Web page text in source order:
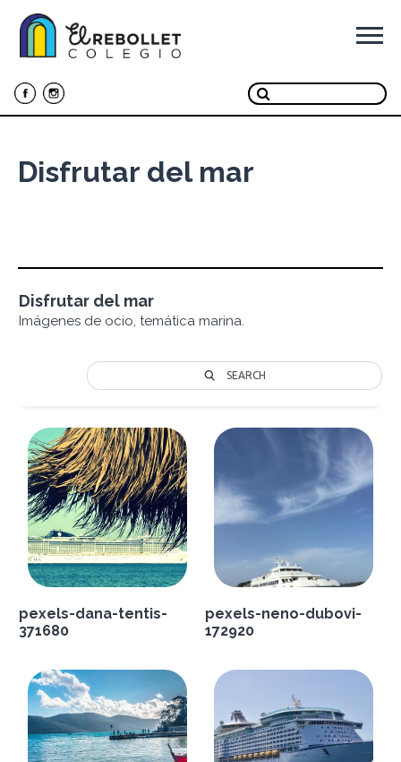
Disfrutar del mar
Disfrutar del mar
Imágenes de ocio, temática marina.
SEARCH
pexels-dana-tentis-
371680
pexels-neno-dubovi-
172920